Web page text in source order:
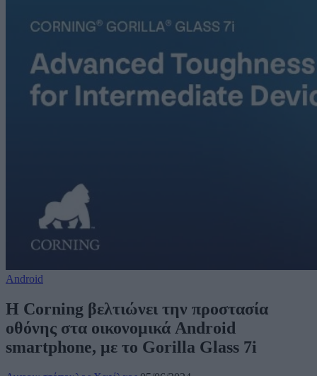
Android
Η Corning βελτιώνει την προστασία
οθόνης στα οικονομικά Android
smartphone, με το Gorilla Glass 7i